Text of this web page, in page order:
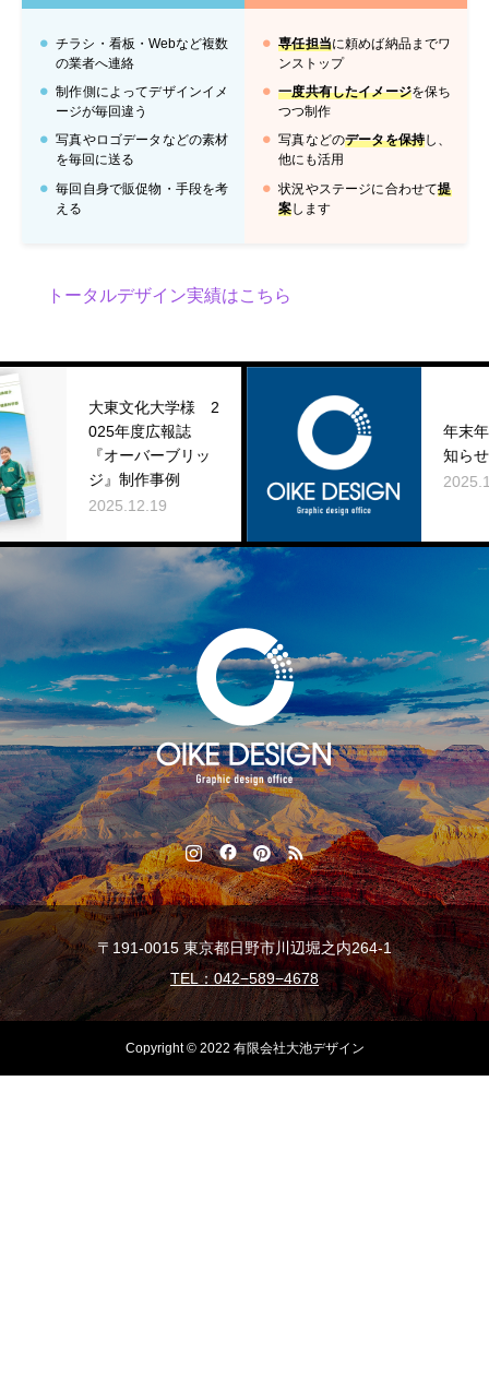
チラシ・看板・Webなど複数
の業者へ連絡
制作側によってデザインイメ
ージが毎回違う
写真やロゴデータなどの素材
を毎回に送る
毎回自身で販促物・手段を考
える
専任担当に頼めば納品までワ
ンストップ
一度共有したイメージを保ち
つつ制作
写真などのデータを保持し、
他にも活用
状況やステージに合わせて提
案します
トータルデザイン実績はこちら
大東文化大学様 2
025年度広報誌
『オーバーブリッ
ジ』制作事例
2025.12.19
年末年始休業のお
知らせ
2025.12.03
〒191-0015 東京都日野市川辺堀之内264-1
TEL：042−589−4678
Copyright © 2022 有限会社大池デザイン